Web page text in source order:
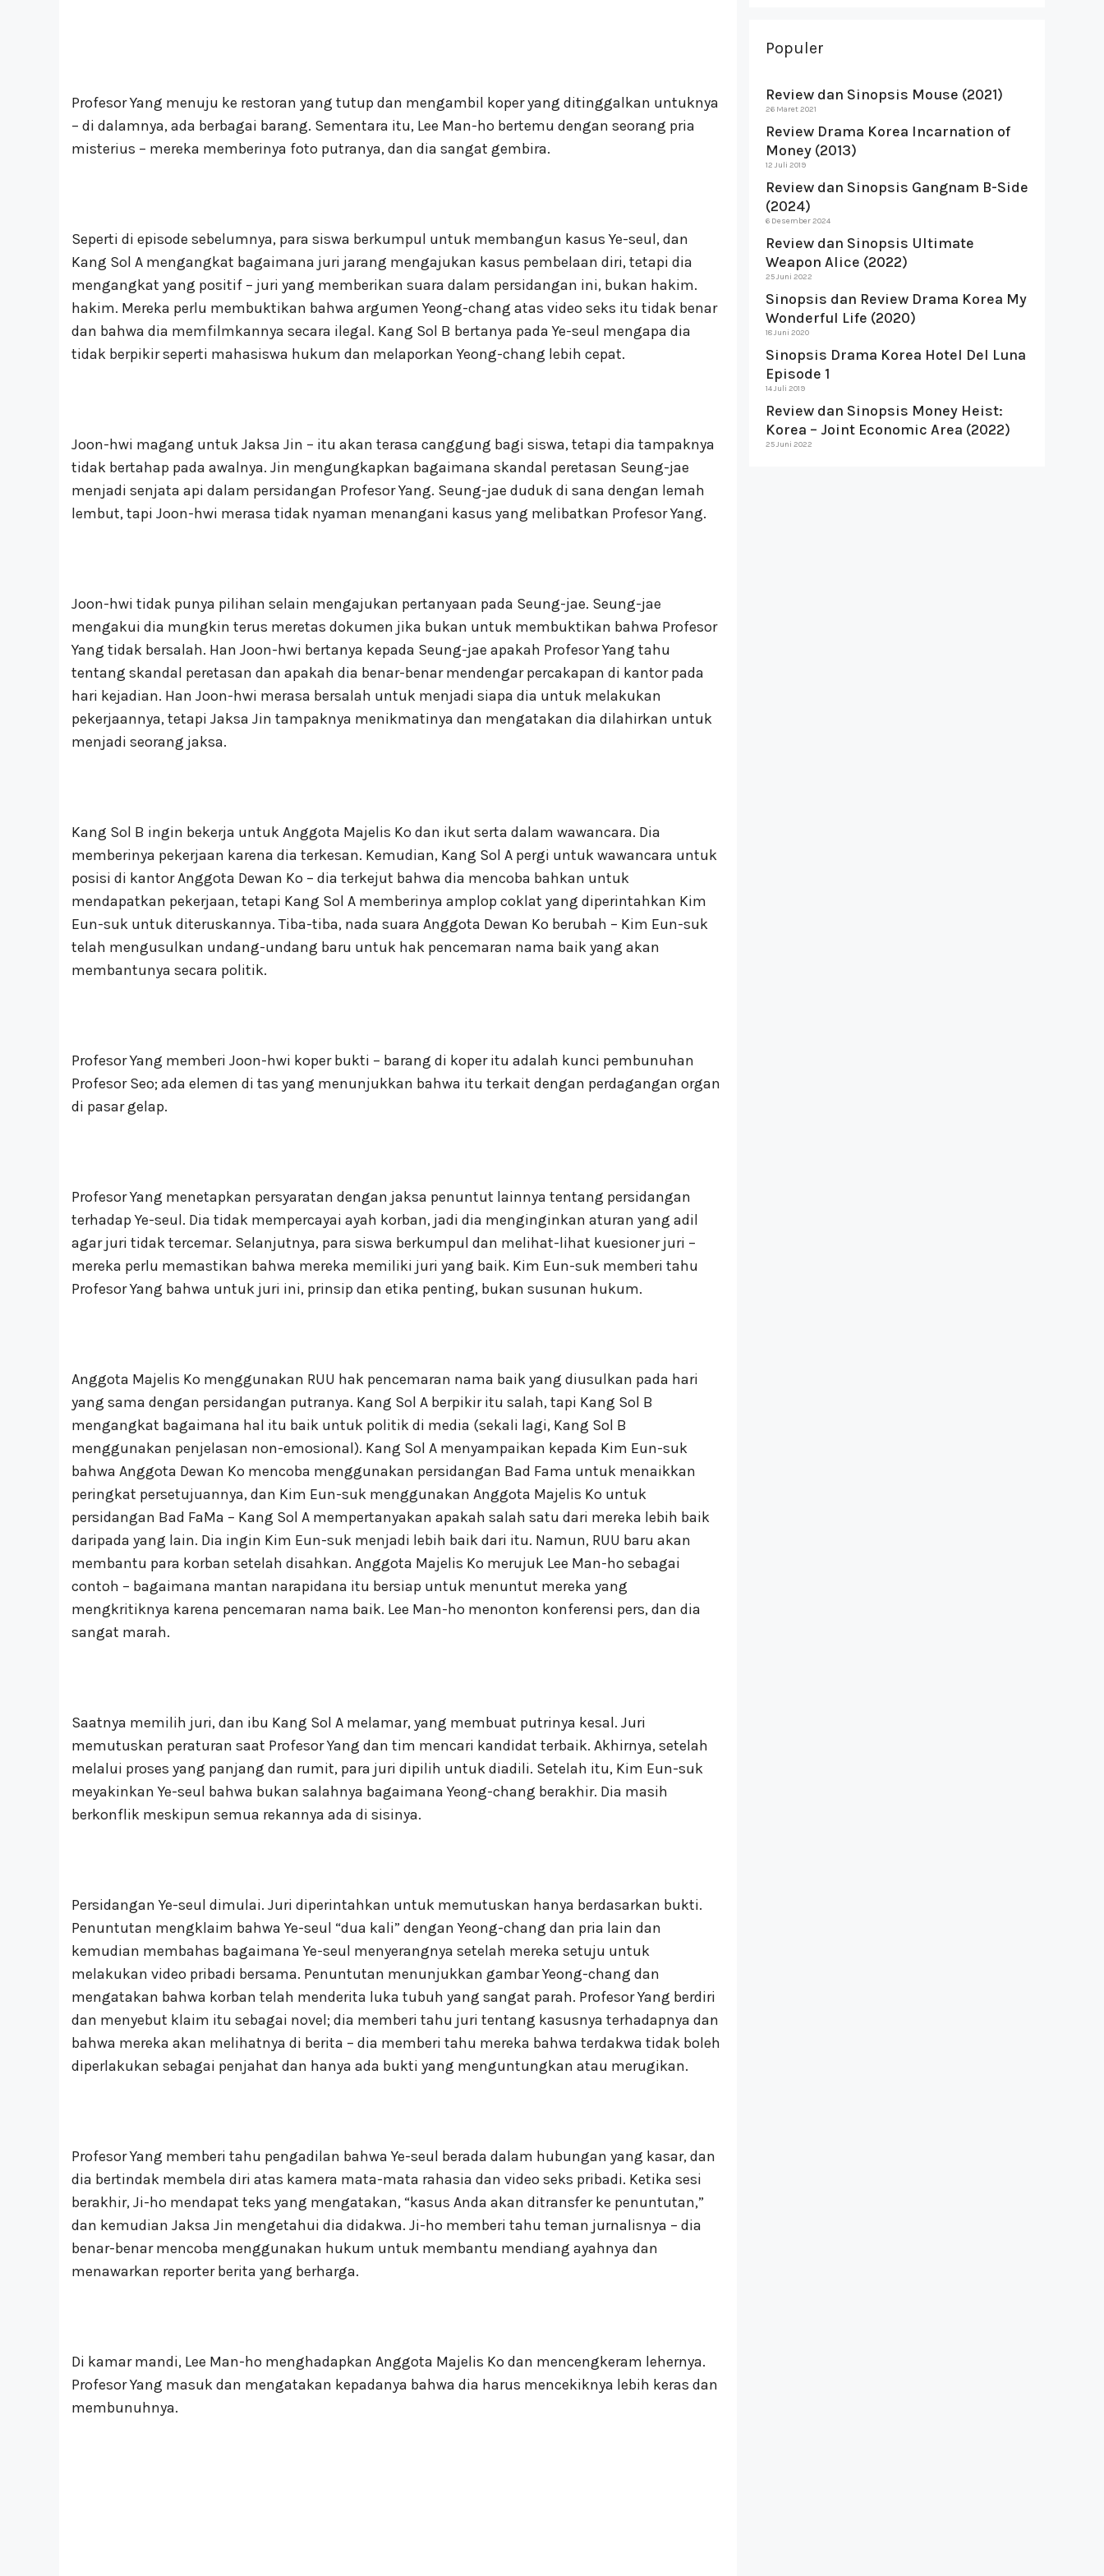
Profesor Yang menuju ke restoran yang tutup dan mengambil koper yang ditinggalkan untuknya
– di dalamnya, ada berbagai barang. Sementara itu, Lee Man-ho bertemu dengan seorang pria
misterius – mereka memberinya foto putranya, dan dia sangat gembira.
Seperti di episode sebelumnya, para siswa berkumpul untuk membangun kasus Ye-seul, dan
Kang Sol A mengangkat bagaimana juri jarang mengajukan kasus pembelaan diri, tetapi dia
mengangkat yang positif – juri yang memberikan suara dalam persidangan ini, bukan hakim.
hakim. Mereka perlu membuktikan bahwa argumen Yeong-chang atas video seks itu tidak benar
dan bahwa dia memfilmkannya secara ilegal. Kang Sol B bertanya pada Ye-seul mengapa dia
tidak berpikir seperti mahasiswa hukum dan melaporkan Yeong-chang lebih cepat.
Joon-hwi magang untuk Jaksa Jin – itu akan terasa canggung bagi siswa, tetapi dia tampaknya
tidak bertahap pada awalnya. Jin mengungkapkan bagaimana skandal peretasan Seung-jae
menjadi senjata api dalam persidangan Profesor Yang. Seung-jae duduk di sana dengan lemah
lembut, tapi Joon-hwi merasa tidak nyaman menangani kasus yang melibatkan Profesor Yang.
Joon-hwi tidak punya pilihan selain mengajukan pertanyaan pada Seung-jae. Seung-jae
mengakui dia mungkin terus meretas dokumen jika bukan untuk membuktikan bahwa Profesor
Yang tidak bersalah. Han Joon-hwi bertanya kepada Seung-jae apakah Profesor Yang tahu
tentang skandal peretasan dan apakah dia benar-benar mendengar percakapan di kantor pada
hari kejadian. Han Joon-hwi merasa bersalah untuk menjadi siapa dia untuk melakukan
pekerjaannya, tetapi Jaksa Jin tampaknya menikmatinya dan mengatakan dia dilahirkan untuk
menjadi seorang jaksa.
Kang Sol B ingin bekerja untuk Anggota Majelis Ko dan ikut serta dalam wawancara. Dia
memberinya pekerjaan karena dia terkesan. Kemudian, Kang Sol A pergi untuk wawancara untuk
posisi di kantor Anggota Dewan Ko – dia terkejut bahwa dia mencoba bahkan untuk
mendapatkan pekerjaan, tetapi Kang Sol A memberinya amplop coklat yang diperintahkan Kim
Eun-suk untuk diteruskannya. Tiba-tiba, nada suara Anggota Dewan Ko berubah – Kim Eun-suk
telah mengusulkan undang-undang baru untuk hak pencemaran nama baik yang akan
membantunya secara politik.
Profesor Yang memberi Joon-hwi koper bukti – barang di koper itu adalah kunci pembunuhan
Profesor Seo; ada elemen di tas yang menunjukkan bahwa itu terkait dengan perdagangan organ
di pasar gelap.
Profesor Yang menetapkan persyaratan dengan jaksa penuntut lainnya tentang persidangan
terhadap Ye-seul. Dia tidak mempercayai ayah korban, jadi dia menginginkan aturan yang adil
agar juri tidak tercemar. Selanjutnya, para siswa berkumpul dan melihat-lihat kuesioner juri –
mereka perlu memastikan bahwa mereka memiliki juri yang baik. Kim Eun-suk memberi tahu
Profesor Yang bahwa untuk juri ini, prinsip dan etika penting, bukan susunan hukum.
Anggota Majelis Ko menggunakan RUU hak pencemaran nama baik yang diusulkan pada hari
yang sama dengan persidangan putranya. Kang Sol A berpikir itu salah, tapi Kang Sol B
mengangkat bagaimana hal itu baik untuk politik di media (sekali lagi, Kang Sol B
menggunakan penjelasan non-emosional). Kang Sol A menyampaikan kepada Kim Eun-suk
bahwa Anggota Dewan Ko mencoba menggunakan persidangan Bad Fama untuk menaikkan
peringkat persetujuannya, dan Kim Eun-suk menggunakan Anggota Majelis Ko untuk
persidangan Bad FaMa – Kang Sol A mempertanyakan apakah salah satu dari mereka lebih baik
daripada yang lain. Dia ingin Kim Eun-suk menjadi lebih baik dari itu. Namun, RUU baru akan
membantu para korban setelah disahkan. Anggota Majelis Ko merujuk Lee Man-ho sebagai
contoh – bagaimana mantan narapidana itu bersiap untuk menuntut mereka yang
mengkritiknya karena pencemaran nama baik. Lee Man-ho menonton konferensi pers, dan dia
sangat marah.
Saatnya memilih juri, dan ibu Kang Sol A melamar, yang membuat putrinya kesal. Juri
memutuskan peraturan saat Profesor Yang dan tim mencari kandidat terbaik. Akhirnya, setelah
melalui proses yang panjang dan rumit, para juri dipilih untuk diadili. Setelah itu, Kim Eun-suk
meyakinkan Ye-seul bahwa bukan salahnya bagaimana Yeong-chang berakhir. Dia masih
berkonflik meskipun semua rekannya ada di sisinya.
Persidangan Ye-seul dimulai. Juri diperintahkan untuk memutuskan hanya berdasarkan bukti.
Penuntutan mengklaim bahwa Ye-seul “dua kali” dengan Yeong-chang dan pria lain dan
kemudian membahas bagaimana Ye-seul menyerangnya setelah mereka setuju untuk
melakukan video pribadi bersama. Penuntutan menunjukkan gambar Yeong-chang dan
mengatakan bahwa korban telah menderita luka tubuh yang sangat parah. Profesor Yang berdiri
dan menyebut klaim itu sebagai novel; dia memberi tahu juri tentang kasusnya terhadapnya dan
bahwa mereka akan melihatnya di berita – dia memberi tahu mereka bahwa terdakwa tidak boleh
diperlakukan sebagai penjahat dan hanya ada bukti yang menguntungkan atau merugikan.
Profesor Yang memberi tahu pengadilan bahwa Ye-seul berada dalam hubungan yang kasar, dan
dia bertindak membela diri atas kamera mata-mata rahasia dan video seks pribadi. Ketika sesi
berakhir, Ji-ho mendapat teks yang mengatakan, “kasus Anda akan ditransfer ke penuntutan,”
dan kemudian Jaksa Jin mengetahui dia didakwa. Ji-ho memberi tahu teman jurnalisnya – dia
benar-benar mencoba menggunakan hukum untuk membantu mendiang ayahnya dan
menawarkan reporter berita yang berharga.
Di kamar mandi, Lee Man-ho menghadapkan Anggota Majelis Ko dan mencengkeram lehernya.
Profesor Yang masuk dan mengatakan kepadanya bahwa dia harus mencekiknya lebih keras dan
membunuhnya.
Populer
Review dan Sinopsis Mouse (2021)
26 Maret 2021
Review Drama Korea Incarnation of
Money (2013)
12 Juli 2019
Review dan Sinopsis Gangnam B-Side
(2024)
6 Desember 2024
Review dan Sinopsis Ultimate
Weapon Alice (2022)
25 Juni 2022
Sinopsis dan Review Drama Korea My
Wonderful Life (2020)
18 Juni 2020
Sinopsis Drama Korea Hotel Del Luna
Episode 1
14 Juli 2019
Review dan Sinopsis Money Heist:
Korea – Joint Economic Area (2022)
25 Juni 2022